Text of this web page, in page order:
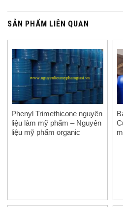
SẢN PHẨM LIÊN QUAN
Phenyl Trimethicone nguyên
liệu làm mỹ phẩm – Nguyên
liệu mỹ phẩm organic